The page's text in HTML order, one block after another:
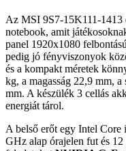
Az MSI 9S7-15K111-
notebook, amit
panel 1920x1080
pedig jó fényviszonyok
és a kompakt méretek
kg, a magasság 22,9 mm,
mm. A készülék 3 cellás
energiát tárol.
A belső erőt egy Intel Core
GHz alap órajelen fut és